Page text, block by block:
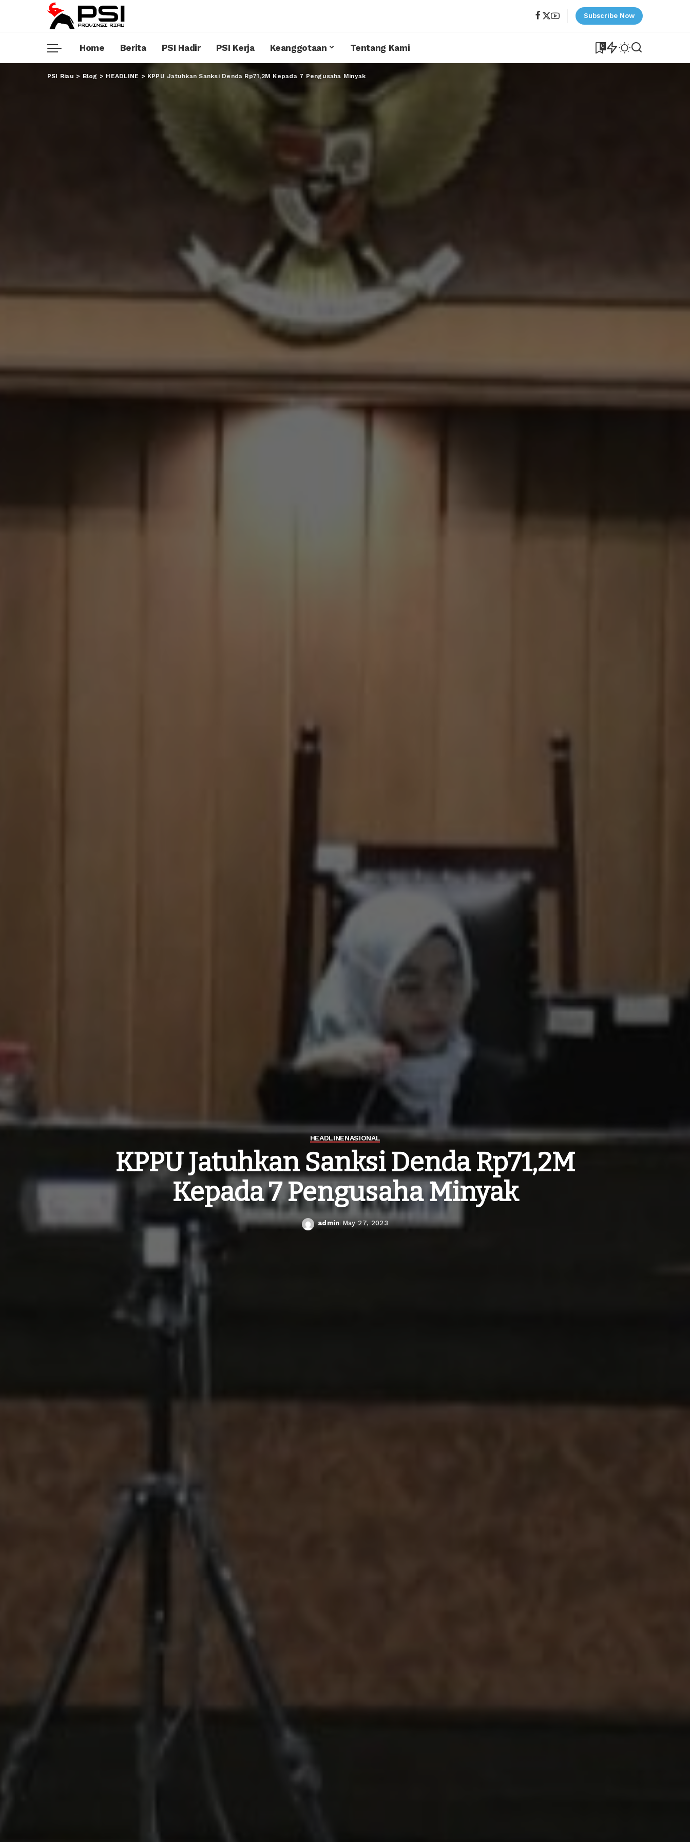
Subscribe Now
Home Berita PSI Hadir PSI Kerja Keanggotaan Tentang Kami 0
PSI Riau > Blog > HEADLINE > KPPU Jatuhkan Sanksi Denda Rp71,2M Kepada 7 Pengusaha Minyak
HEADLINENASIONAL
KPPU Jatuhkan Sanksi Denda Rp71,2M
Kepada 7 Pengusaha Minyak
Posted
admin May 27, 2023